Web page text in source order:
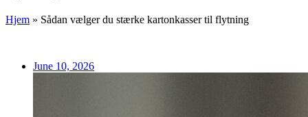
Hjem » Sådan vælger du stærke kartonkasser til flytning
June 10, 2026